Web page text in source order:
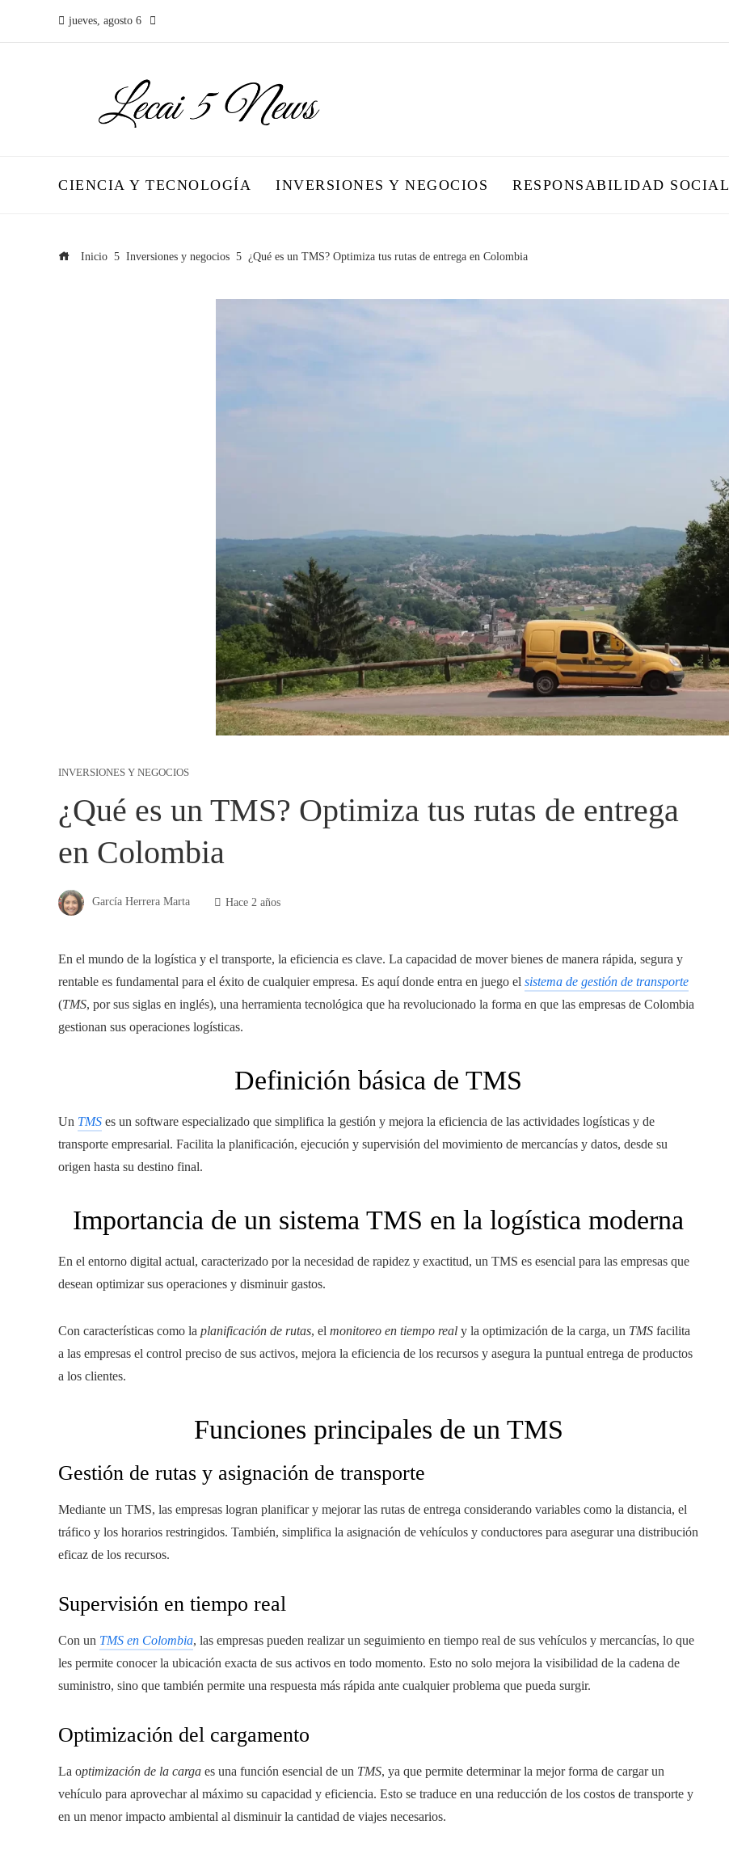
jueves, agosto 6
CIENCIA Y TECNOLOGÍA INVERSIONES Y NEGOCIOS RESPONSABILIDAD SOCIAL
Inicio Inversiones y negocios ¿Qué es un TMS? Optimiza tus rutas de entrega en Colombia
INVERSIONES Y NEGOCIOS
¿Qué es un TMS? Optimiza tus rutas de entrega
en Colombia
García Herrera Marta Hace 2 años
En el mundo de la logística y el transporte, la eficiencia es clave. La capacidad de mover bienes de manera rápida, segura y
rentable es fundamental para el éxito de cualquier empresa. Es aquí donde entra en juego el sistema de gestión de transporte
(TMS, por sus siglas en inglés), una herramienta tecnológica que ha revolucionado la forma en que las empresas de Colombia
gestionan sus operaciones logísticas.
Definición básica de TMS
Un TMS es un software especializado que simplifica la gestión y mejora la eficiencia de las actividades logísticas y de
transporte empresarial. Facilita la planificación, ejecución y supervisión del movimiento de mercancías y datos, desde su
origen hasta su destino final.
Importancia de un sistema TMS en la logística moderna
En el entorno digital actual, caracterizado por la necesidad de rapidez y exactitud, un TMS es esencial para las empresas que
desean optimizar sus operaciones y disminuir gastos.
Con características como la planificación de rutas, el monitoreo en tiempo real y la optimización de la carga, un TMS facilita
a las empresas el control preciso de sus activos, mejora la eficiencia de los recursos y asegura la puntual entrega de productos
a los clientes.
Funciones principales de un TMS
Gestión de rutas y asignación de transporte
Mediante un TMS, las empresas logran planificar y mejorar las rutas de entrega considerando variables como la distancia, el
tráfico y los horarios restringidos. También, simplifica la asignación de vehículos y conductores para asegurar una distribución
eficaz de los recursos.
Supervisión en tiempo real
Con un TMS en Colombia, las empresas pueden realizar un seguimiento en tiempo real de sus vehículos y mercancías, lo que
les permite conocer la ubicación exacta de sus activos en todo momento. Esto no solo mejora la visibilidad de la cadena de
suministro, sino que también permite una respuesta más rápida ante cualquier problema que pueda surgir.
Optimización del cargamento
La optimización de la carga es una función esencial de un TMS, ya que permite determinar la mejor forma de cargar un
vehículo para aprovechar al máximo su capacidad y eficiencia. Esto se traduce en una reducción de los costos de transporte y
en un menor impacto ambiental al disminuir la cantidad de viajes necesarios.